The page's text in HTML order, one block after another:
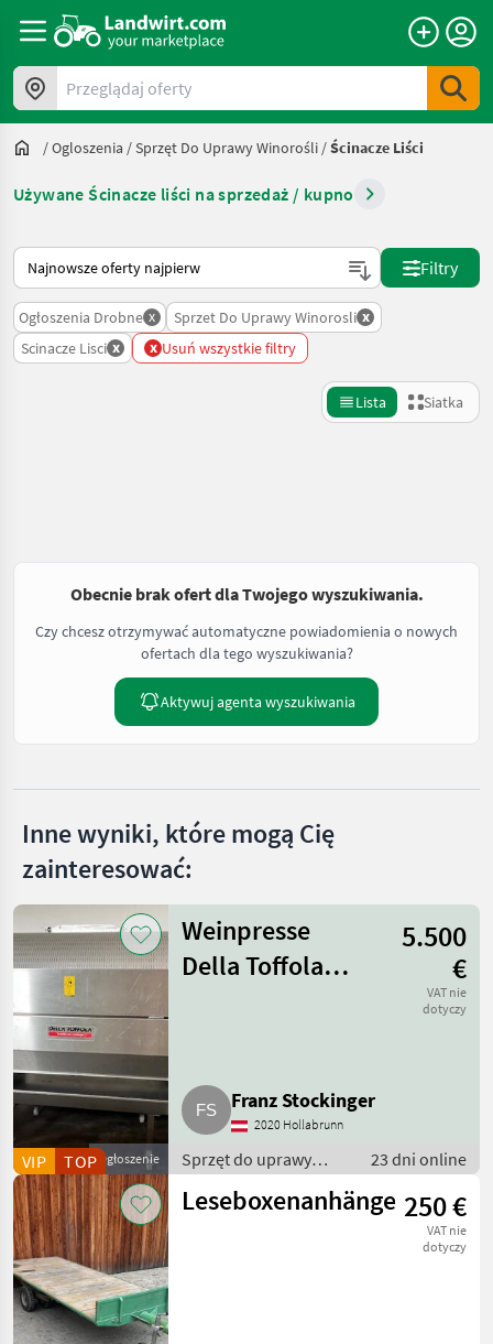
Przeglądaj oferty
/Ogloszenia /Sprzęt Do Uprawy Winorośli /Ścinacze Liści
Używane Ścinacze liści na sprzedaż / kupno
Tak sortuje się na Landwirt.com
Filtry
Ogłoszenia Drobne x Sprzet Do Uprawy Winorosli x
Scinacze Lisci x x Usuń wszystkie filtry
Lista Siatka
Obecnie brak ofert dla Twojego wyszukiwania.
Czy chcesz otrzymywać automatyczne powiadomienia o nowych
ofertach dla tego wyszukiwania?
Aktywuj agenta wyszukiwania
Inne wyniki, które mogą Cię
zainteresować:
Ogłoszenie
VIP TOP
Weinpresse
Della Toffola
5.500
€
VAT nie
dotyczy
Franz Stockinger
2020 Hollabrunn
Sprzęt do uprawy
winorośli / Sprzęt dla
winiarni
23 dni online
Leseboxenanhänger250 €
VAT nie
dotyczy